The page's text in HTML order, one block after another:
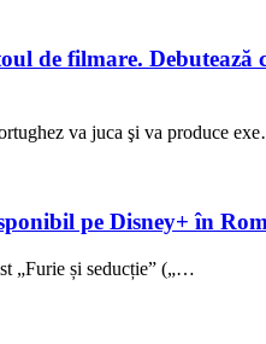
de filmare.
va juca şi va produce
pe Disney+ în
„Furie și seducție” („…